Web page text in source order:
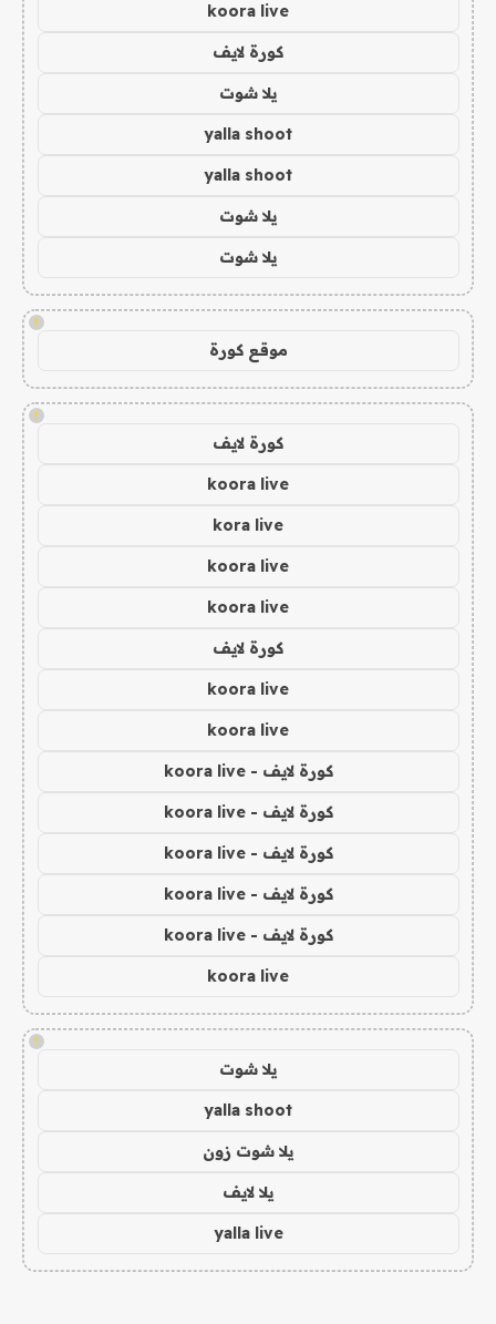
koora live
كورة لايف
يلا شوت
yalla shoot
yalla shoot
يلا شوت
يلا شوت
!
موقع كورة
!
كورة لايف
koora live
kora live
koora live
koora live
كورة لايف
koora live
koora live
كورة لايف - koora live
كورة لايف - koora live
كورة لايف - koora live
كورة لايف - koora live
كورة لايف - koora live
koora live
!
يلا شوت
yalla shoot
يلا شوت زون
يلا لايف
yalla live